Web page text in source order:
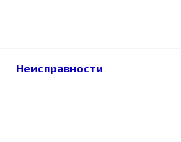
Неисправности